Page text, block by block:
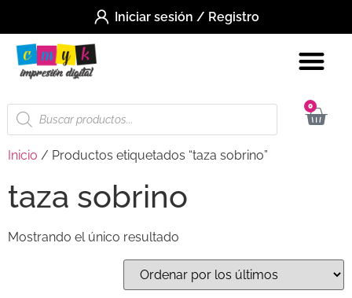
Iniciar sesión / Registro
0
Inicio / Productos etiquetados “taza sobrino”
taza sobrino
Mostrando el único resultado